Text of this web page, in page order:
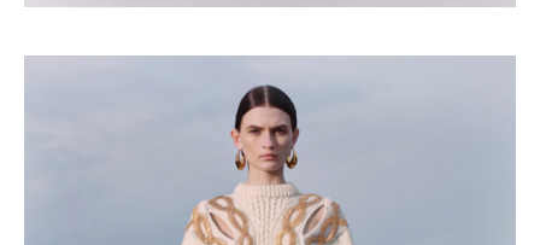
Haftalık E-Bülten
fikirler, öne çıkan koleksiyonlar, en
vogue trendler, ünlülerden güzelllik
sırları ve en popüler partilerden
haberdar olmak için haftalık e-
bültenimize kaydolun.